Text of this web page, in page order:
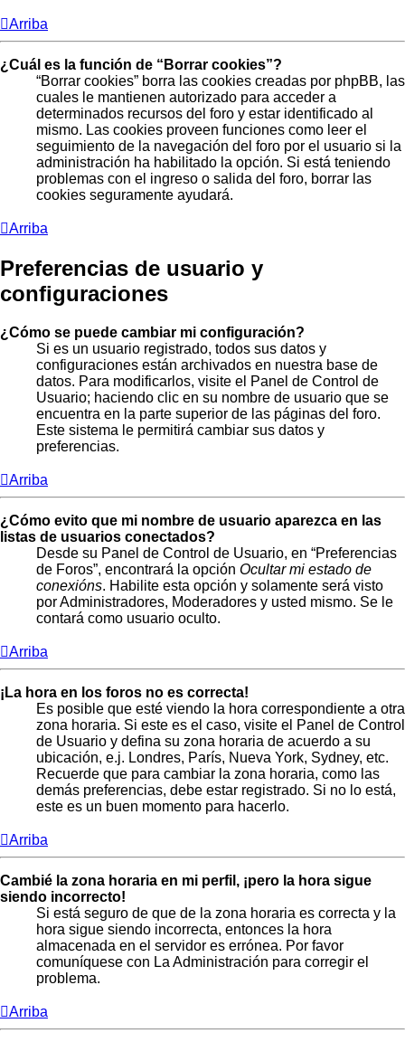
Arriba
¿Cuál es la función de “Borrar cookies”?
“Borrar cookies” borra las cookies creadas por phpBB, las
cuales le mantienen autorizado para acceder a
determinados recursos del foro y estar identificado al
mismo. Las cookies proveen funciones como leer el
seguimiento de la navegación del foro por el usuario si la
administración ha habilitado la opción. Si está teniendo
problemas con el ingreso o salida del foro, borrar las
cookies seguramente ayudará.
Arriba
Preferencias de usuario y
configuraciones
¿Cómo se puede cambiar mi configuración?
Si es un usuario registrado, todos sus datos y
configuraciones están archivados en nuestra base de
datos. Para modificarlos, visite el Panel de Control de
Usuario; haciendo clic en su nombre de usuario que se
encuentra en la parte superior de las páginas del foro.
Este sistema le permitirá cambiar sus datos y
preferencias.
Arriba
¿Cómo evito que mi nombre de usuario aparezca en las
listas de usuarios conectados?
Desde su Panel de Control de Usuario, en “Preferencias
de Foros”, encontrará la opción Ocultar mi estado de
conexións. Habilite esta opción y solamente será visto
por Administradores, Moderadores y usted mismo. Se le
contará como usuario oculto.
Arriba
¡La hora en los foros no es correcta!
Es posible que esté viendo la hora correspondiente a otra
zona horaria. Si este es el caso, visite el Panel de Control
de Usuario y defina su zona horaria de acuerdo a su
ubicación, e.j. Londres, París, Nueva York, Sydney, etc.
Recuerde que para cambiar la zona horaria, como las
demás preferencias, debe estar registrado. Si no lo está,
este es un buen momento para hacerlo.
Arriba
Cambié la zona horaria en mi perfil, ¡pero la hora sigue
siendo incorrecto!
Si está seguro de que de la zona horaria es correcta y la
hora sigue siendo incorrecta, entonces la hora
almacenada en el servidor es errónea. Por favor
comuníquese con La Administración para corregir el
problema.
Arriba